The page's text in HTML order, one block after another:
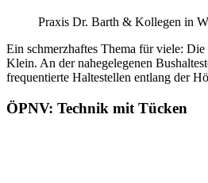
Praxis Dr. Barth & Kollegen in
Ein schmerzhaftes Thema für viele:
Klein. An der nahegelegenen
frequentierte Haltestellen entlang der
ÖPNV: Technik mit Tücken